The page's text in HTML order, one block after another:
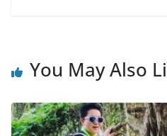
You May Also